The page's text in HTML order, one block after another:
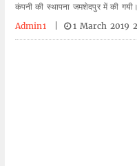
कंपनी की स्थापना जमशेदपुर में की
Admin1
1 March 2019